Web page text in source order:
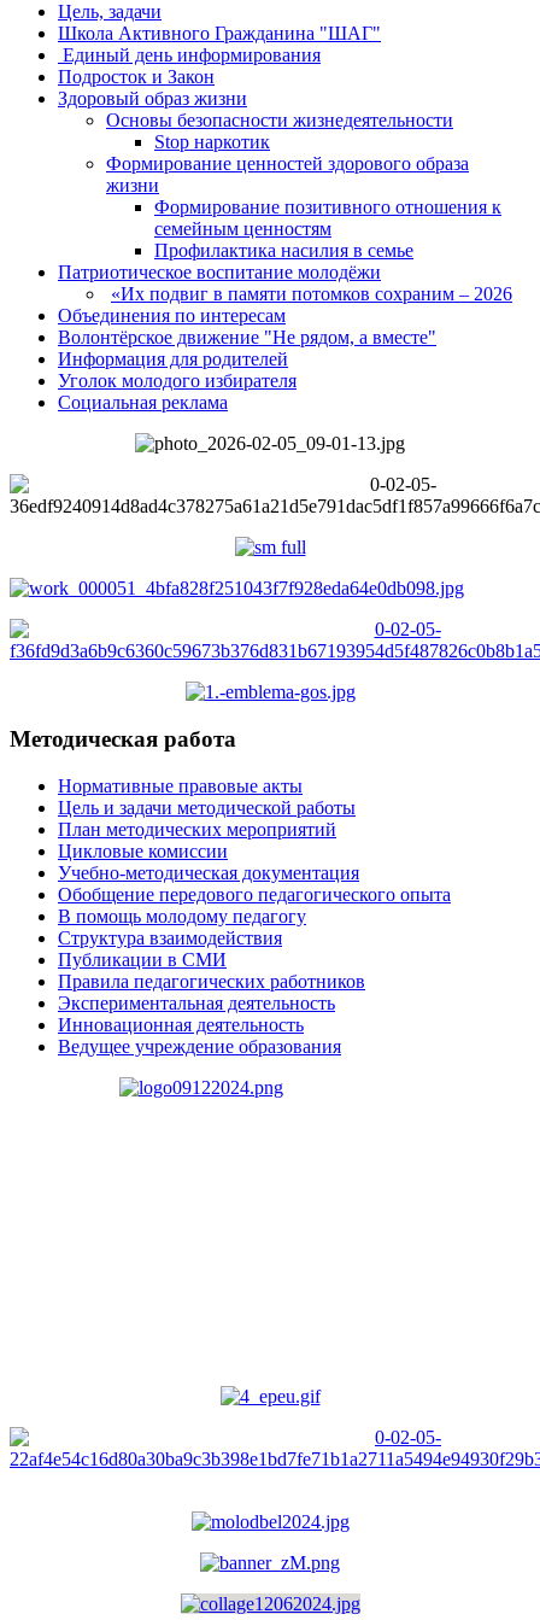
Цель, задачи
Школа Активного Гражданина "ШАГ"
Единый день информирования
Подросток и Закон
Здоровый образ жизни
Основы безопасности жизнедеятельности
Stop наркотик
Формирование ценностей здорового образа
жизни
Формирование позитивного отношения к
семейным ценностям
Профилактика насилия в семье
Патриотическое воспитание молодёжи
«Их подвиг в памяти потомков сохраним – 2026
Объединения по интересам
Волонтёрское движение "Не рядом, а вместе"
Информация для родителей
Уголок молодого избирателя
Социальная реклама
Методическая работа
Нормативные правовые акты
Цель и задачи методической работы
План методических мероприятий
Цикловые комиссии
Учебно-методическая документация
Обобщение передового педагогического опыта
В помощь молодому педагогу
Структура взаимодействия
Публикации в СМИ
Правила педагогических работников
Экспериментальная деятельность
Инновационная деятельность
Ведущее учреждение образования